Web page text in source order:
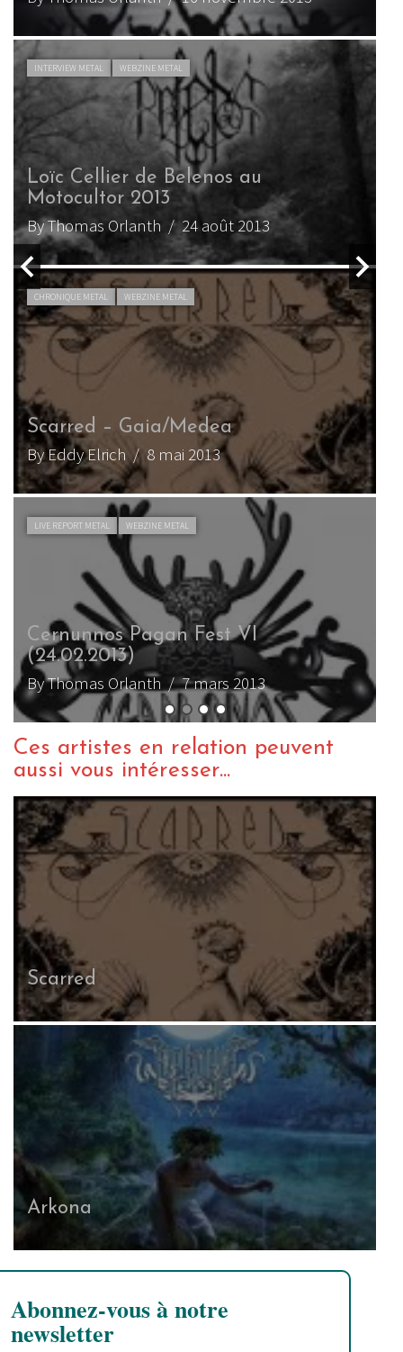
LIVE REPORT METAL WEBZINE METAL
Belenos au Hellfest 2012
By Thomas Orlanth / 7 juillet 2012
CHRONIQUE METAL WEBZINE METAL
Arkona – Slovo
By Sanguine_Sky/ 3 septembre 2011
CHRONIQUE METAL WEBZINE METAL
Arkona – Stenka Na Stenku
By Sanguine_Sky/ 2 juin 2011
Ces artistes en relation peuvent
aussi vous intéresser...
Scarred
Arkona
Abonnez-vous à notre
newsletter